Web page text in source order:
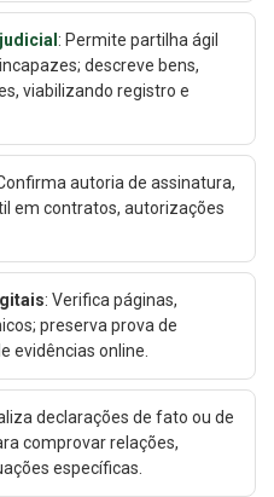
: Permite partilha ágil
descreve bens,
viabilizando registro e
autoria de assinatura,
em contratos, autorizações
: Verifica páginas,
preserva prova de
evidências online.
declarações de fato ou de
comprovar relações,
específicas.